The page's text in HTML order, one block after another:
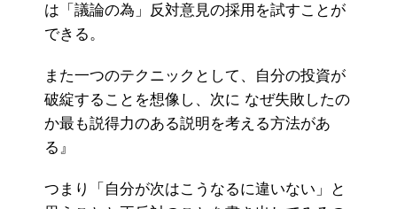
は「議論の為」反対意見の採用を試すことが
できる。
また一つのテクニックとして、自分の投資が
破綻することを想像し、次に なぜ失敗したの
か最も説得力のある説明を考える方法があ
る』
つまり「自分が次はこうなるに違いない」と